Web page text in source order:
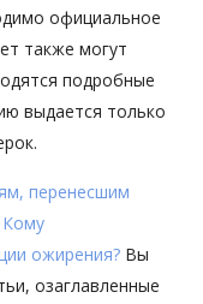
официальное
также могут
подробные
выдается только
перенесшим
Кому
ожирения? Вы
озаглавленные